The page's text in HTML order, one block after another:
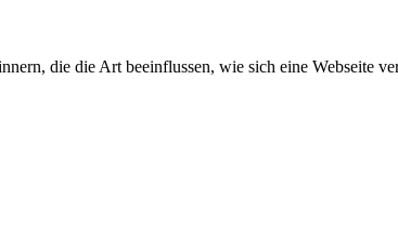
die die Art beeinflussen, wie sich eine Webseite